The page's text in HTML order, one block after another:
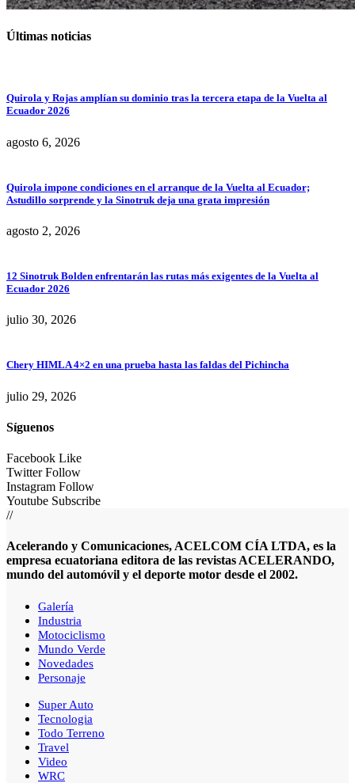
Últimas noticias
Quirola y Rojas amplían su dominio tras la tercera etapa de la Vuelta al
Ecuador 2026
agosto 6, 2026
Quirola impone condiciones en el arranque de la Vuelta al Ecuador;
Astudillo sorprende y la Sinotruk deja una grata impresión
agosto 2, 2026
12 Sinotruk Bolden enfrentarán las rutas más exigentes de la Vuelta al
Ecuador 2026
julio 30, 2026
Chery HIMLA 4×2 en una prueba hasta las faldas del Pichincha
julio 29, 2026
Síguenos
Facebook Like
Twitter Follow
Instagram Follow
Youtube Subscribe
//
Acelerando y Comunicaciones, ACELCOM CÍA LTDA, es la
empresa ecuatoriana editora de las revistas ACELERANDO,
mundo del automóvil y el deporte motor desde el 2002.
Galería
Industria
Motociclismo
Mundo Verde
Novedades
Personaje
Super Auto
Tecnologia
Todo Terreno
Travel
Video
WRC